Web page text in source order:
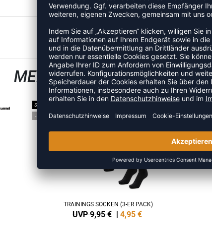
ZULETZT
MEHR AUS DER
SALE
-50%
TRAININGS SOCKEN (3-ER PACK)
UVP 9,95 € | 4,95 €
-35%